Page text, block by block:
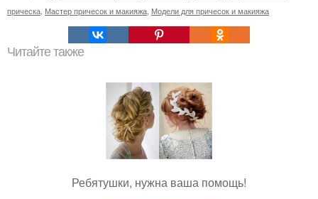
прическа Мастер причесок и макияжа Модели для причесок и макияжа
Читайте также
Ребятушки, нужна ваша помощь!